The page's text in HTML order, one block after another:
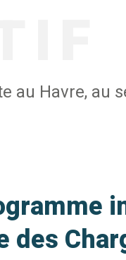
au Havre, au
des